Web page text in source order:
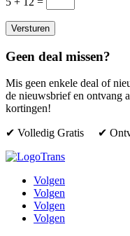
Versturen
Geen deal missen?
Mis geen enkele deal of
de nieuwsbrief en ontvang
kortingen!
✔ Volledig Gratis ✔
Volgen
Volgen
Volgen
Volgen